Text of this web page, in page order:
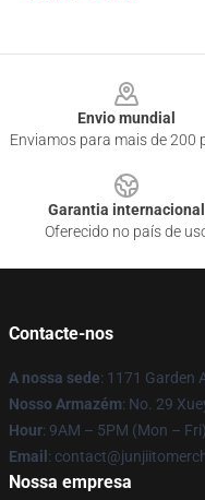
Envio mundial
Enviamos para mais de 200
Garantia internacional
Oferecido no país de
Contacte-nos
A nossa sede: 1171 Garden
Nosso Armazém: No. 29
Hour: 9AM – 5PM (Mon – Fri)
Email :
Nossa empresa